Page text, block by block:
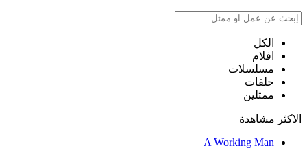
الكل
افلام
مسلسلات
حلقات
ممثلين
الاكثر مشاهدة
A Working Man